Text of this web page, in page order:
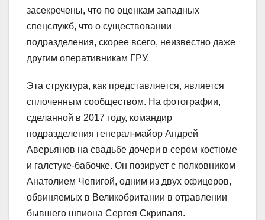
засекречены, что по оценкам западных
спецслужб, что о существовании
подразделения, скорее всего, неизвестно даже
другим оперативникам ГРУ.
Эта структура, как представляется, является
сплоченным сообществом. На фотографии,
сделанной в 2017 году, командир
подразделения генерал-майор Андрей
Аверьянов на свадьбе дочери в сером костюме
и галстуке-бабочке. Он позирует с полковником
Анатолием Чепигой, одним из двух офицеров,
обвиняемых в Великобритании в отравлении
бывшего шпиона Сергея Скрипаля.